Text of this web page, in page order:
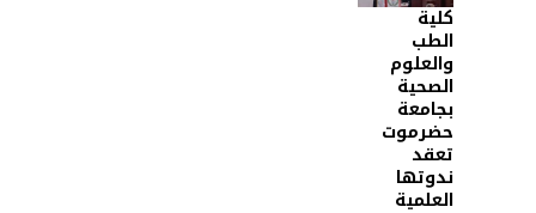
كلية
الطب
والعلوم
الصحية
بجامعة
حضرموت
تعقد
ندوتها
العلمية